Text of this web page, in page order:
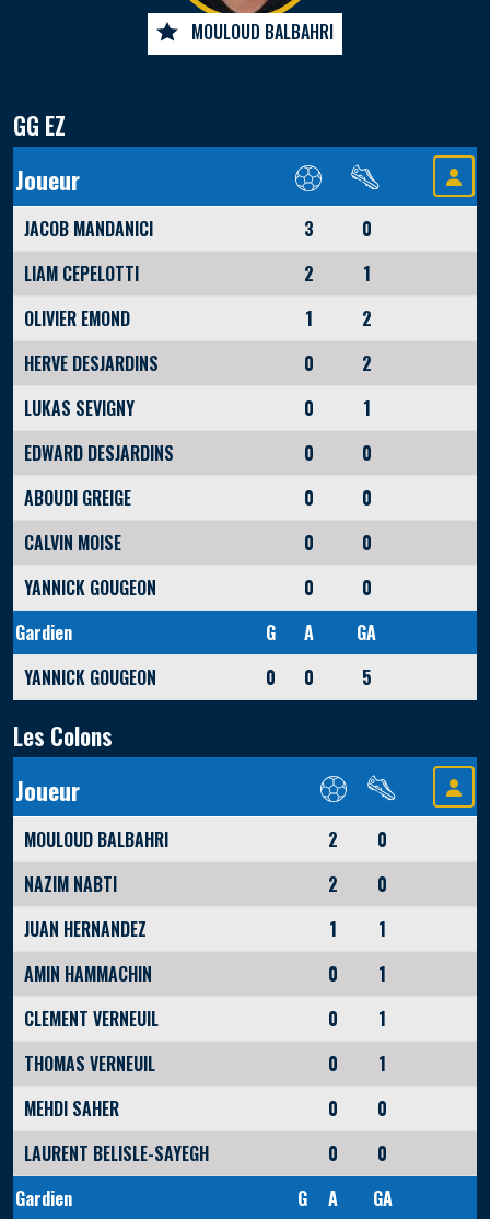
MOULOUD BALBAHRI
GG EZ
Joueur
JACOB MANDANICI 3
0
LIAM CEPELOTTI
2
1
OLIVIER EMOND
1
2
HERVE DESJARDINS
0
2
LUKAS SEVIGNY
0
1
EDWARD DESJARDINS
0
0
ABOUDI GREIGE
0
0
CALVIN MOISE
0
0
YANNICK GOUGEON
0
0
Gardien
G A
GA
YANNICK GOUGEON
0 0 5
Les Colons
Joueur
MOULOUD BALBAHRI 2
0
NAZIM NABTI
2
0
JUAN HERNANDEZ
1
1
AMIN HAMMACHIN
0
1
CLEMENT VERNEUIL
0
1
THOMAS VERNEUIL
0
1
MEHDI SAHER
0
0
LAURENT BELISLE-SAYEGH
0
0
Gardien
G A
GA